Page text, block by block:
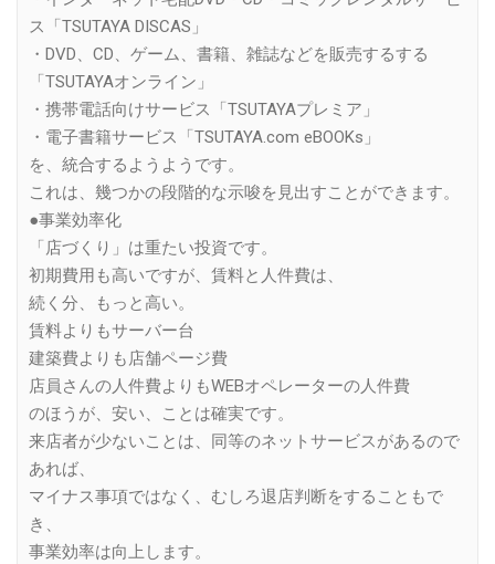
ス「TSUTAYA DISCAS」
・DVD、CD、ゲーム、書籍、雑誌などを販売するする
「TSUTAYAオンライン」
・携帯電話向けサービス「TSUTAYAプレミア」
・電子書籍サービス「TSUTAYA.com eBOOKs」
を、統合するようようです。
これは、幾つかの段階的な示唆を見出すことができます。
●事業効率化
「店づくり」は重たい投資です。
初期費用も高いですが、賃料と人件費は、
続く分、もっと高い。
賃料よりもサーバー台
建築費よりも店舗ページ費
店員さんの人件費よりもWEBオペレーターの人件費
のほうが、安い、ことは確実です。
来店者が少ないことは、同等のネットサービスがあるので
あれば、
マイナス事項ではなく、むしろ退店判断をすることもで
き、
事業効率は向上します。